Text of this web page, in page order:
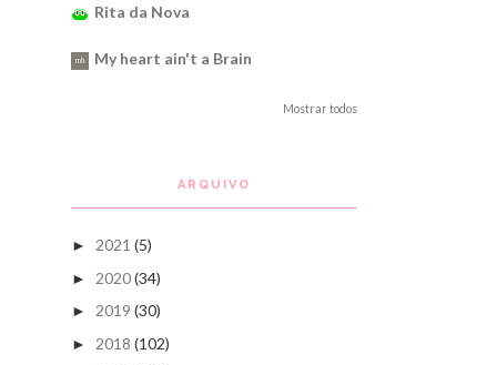
Rita da Nova
My heart ain't a Brain
Mostrar todos
ARQUIVO
► 2021 (5)
► 2020(34)
► 2019 (30)
► 2018 (102)